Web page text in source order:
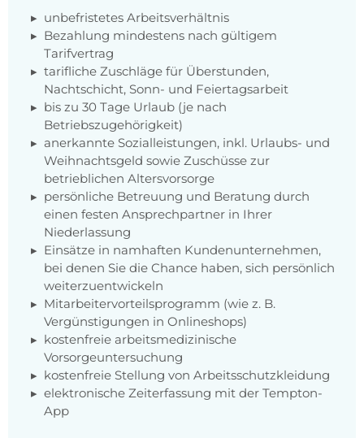
unbefristetes Arbeitsverhältnis
Bezahlung mindestens nach gültigem
Tarifvertrag
tarifliche Zuschläge für Überstunden,
Nachtschicht, Sonn- und Feiertagsarbeit
bis zu 30 Tage Urlaub (je nach
Betriebszugehörigkeit)
anerkannte Sozialleistungen, inkl. Urlaubs- und
Weihnachtsgeld sowie Zuschüsse zur
betrieblichen Altersvorsorge
persönliche Betreuung und Beratung durch
einen festen Ansprechpartner in Ihrer
Niederlassung
Einsätze in namhaften Kundenunternehmen,
bei denen Sie die Chance haben, sich persönlich
weiterzuentwickeln
Mitarbeitervorteilsprogramm (wie z. B.
Vergünstigungen in Onlineshops)
kostenfreie arbeitsmedizinische
Vorsorgeuntersuchung
kostenfreie Stellung von Arbeitsschutzkleidung
elektronische Zeiterfassung mit der Tempton-
App